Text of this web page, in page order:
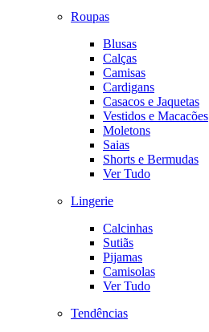
Roupas
Blusas
Calças
Camisas
Cardigans
Casacos e Jaquetas
Vestidos e Macacões
Moletons
Saias
Shorts e Bermudas
Ver Tudo
Lingerie
Calcinhas
Sutiãs
Pijamas
Camisolas
Ver Tudo
Tendências